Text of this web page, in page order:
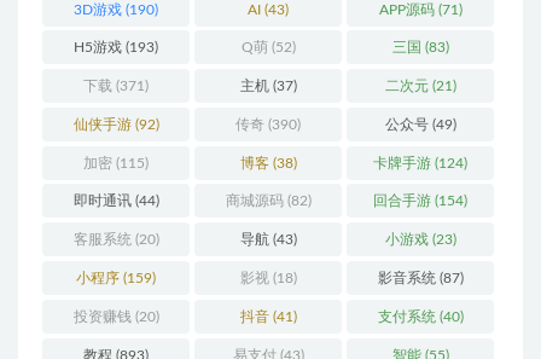
3D游戏 (190) AI (43) APP源码(71)
H5游戏 (193) Q萌 (52) 三国 (83)
下载 (371) 主机(37) 二次元(21)
仙侠手游(92) 传奇 (390) 公众号(49)
加密 (115) 博客(38) 卡牌手游 (124)
即时通讯(44) 商城源码(82) 回合手游 (154)
客服系统 (20) 导航(43) 小游戏(23)
小程序 (159) 影视(18) 影音系统 (87)
投资赚钱 (20) 抖音(41) 支付系统 (40)
教程 (893) 易支付(43) 智能(55)